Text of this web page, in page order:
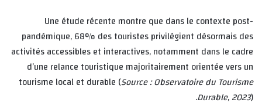
Une étude récente montre que dans le contexte post-
pandémique, 68% des touristes privilégient désormais des
activités accessibles et interactives, notamment dans le cadre
d’une relance touristique majoritairement orientée vers un
tourisme local et durable (Source : Observatoire du Tourisme
Durable, 2023).